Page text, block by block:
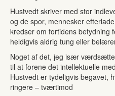
Hustvedt skriver med stor
og de spor, mennesker
kredser om fortidens betydning
heldigvis aldrig tung eller
Noget af det, jeg især
til at forene det intellektuelle
Hustvedt er tydeligvis begavet,
ringere – tværtimod